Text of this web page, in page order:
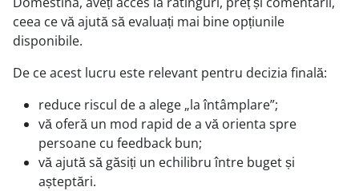
ceea ce vă ajută să evaluați mai bine opțiunile
disponibile.
De ce acest lucru este relevant pentru decizia finală:
reduce riscul de a alege „la întâmplare”;
vă oferă un mod rapid de a vă orienta spre
persoane cu feedback bun;
vă ajută să găsiți un echilibru între buget și
așteptări.